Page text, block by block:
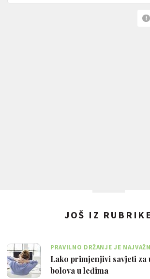
JOŠ IZ RUBRIKE
PRAVILNO DRŽANJE JE
Lako primjenjivi savjeti za
bolova u leđima